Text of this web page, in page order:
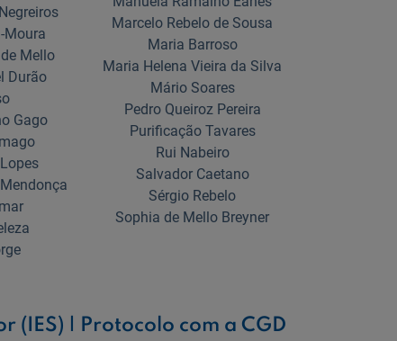
Moura
Mello
Durão
Gago
Marcelo Rebelo de Sousa
Maria Barroso
Maria Helena Vieira da Silva
Mário Soares
Pedro Queiroz Pereira
Purificação Tavares
Rui Nabeiro
Salvador Caetano
Sérgio Rebelo
Sophia de Mello Breyner
(IES) | Protocolo com a CGD